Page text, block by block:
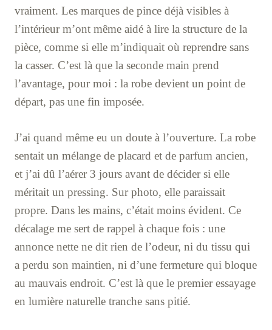
vraiment. Les marques de pince déjà visibles à
l’intérieur m’ont même aidé à lire la structure de la
pièce, comme si elle m’indiquait où reprendre sans
la casser. C’est là que la seconde main prend
l’avantage, pour moi : la robe devient un point de
départ, pas une fin imposée.
J’ai quand même eu un doute à l’ouverture. La robe
sentait un mélange de placard et de parfum ancien,
et j’ai dû l’aérer 3 jours avant de décider si elle
méritait un pressing. Sur photo, elle paraissait
propre. Dans les mains, c’était moins évident. Ce
décalage me sert de rappel à chaque fois : une
annonce nette ne dit rien de l’odeur, ni du tissu qui
a perdu son maintien, ni d’une fermeture qui bloque
au mauvais endroit. C’est là que le premier essayage
en lumière naturelle tranche sans pitié.